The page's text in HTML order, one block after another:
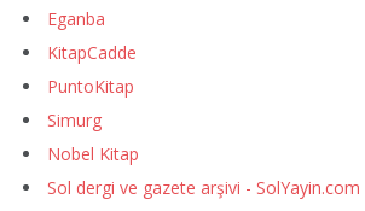
Eganba
KitapCadde
PuntoKitap
Simurg
Nobel Kitap
Sol dergi ve gazete arşivi - SolYayin.com